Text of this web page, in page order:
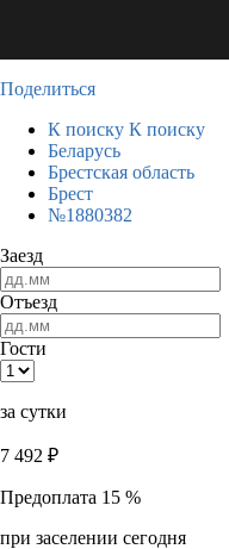
Поделиться
К поиску К поиску
Беларусь
Брестская область
Брест
№1880382
Заезд
Отъезд
Гости
за сутки
7 492 ₽
Предоплата 15 %
при заселении сегодня